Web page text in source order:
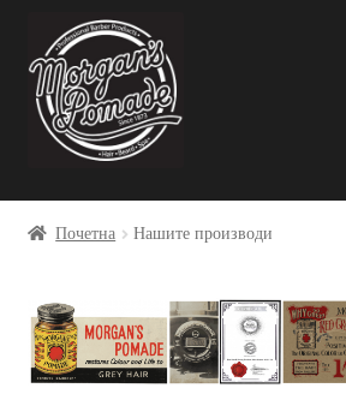
to
navigation
на
содржината
Почетна
My account
Sample Page
Почетна Нашите производи